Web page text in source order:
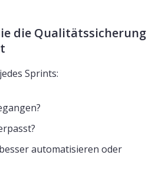
die Qualitätssicherung
Sprints:
automatisieren oder